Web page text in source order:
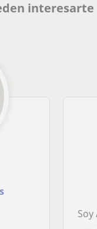
interesarte
Soy Aída,